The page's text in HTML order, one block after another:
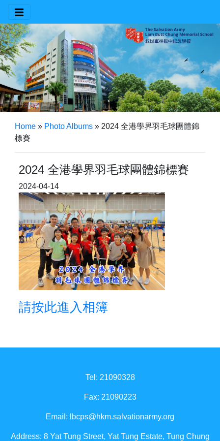
Home » Photo Albums » 2024 全港學界羽毛球團體錦
標賽
2024 全港學界羽毛球團體錦標賽
2024-04-14
請按此進入相簿
Tel: 21090328
Fax: 21090223
Email: lbcps@hkm.salvationarmy.org
Address: 8 Yat Tung Street, Yat Tung Estate, Tung Chung